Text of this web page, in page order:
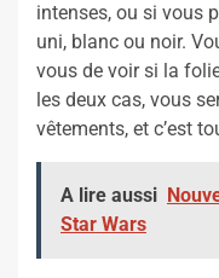
intenses, ou si vous
uni, blanc ou noir.
vous de voir si la
les deux cas, vous
vêtements, et c’est
A lire aussi
Star Wars